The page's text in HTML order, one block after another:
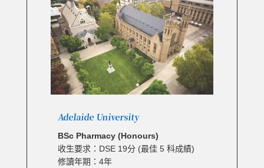
Adelaide University
BSc Pharmacy (Honours)
收生要求：DSE 19分 (最佳 5 科成績)
修讀年期：4年